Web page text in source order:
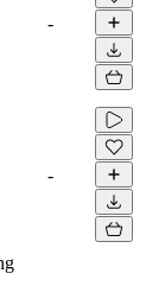
-
-